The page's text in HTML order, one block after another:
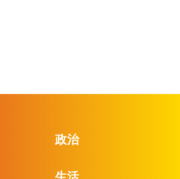
政治
生活